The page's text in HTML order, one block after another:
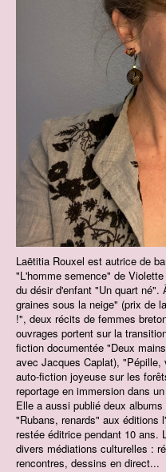
Laëtitia Rouxel est autrice de
"L'homme semence" de
du désir d'enfant "Un quart né".
graines sous la neige" (prix de
!", deux récits de femmes
ouvrages portent sur la
fiction documentée "Deux
avec Jacques Caplat),
auto-fiction joyeuse sur les
reportage en immersion dans
Elle a aussi publié deux
"Rubans, renards" aux éditions
restée éditrice pendant 10 ans.
divers médiations culturelles :
rencontres, dessins en direct...